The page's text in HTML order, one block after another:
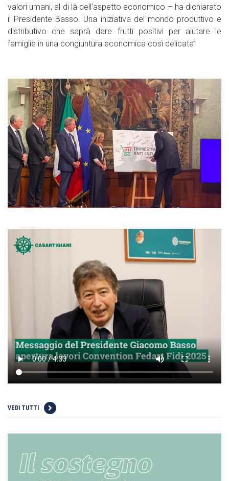
valori umani, al di là dell’aspetto economico – ha dichiarato
il Presidente Basso. Una iniziativa del mondo produttivo e
distributivo che saprà dare frutti positivi per aiutare le
famiglie in una congiuntura economica così delicata”
VEDI TUTTI